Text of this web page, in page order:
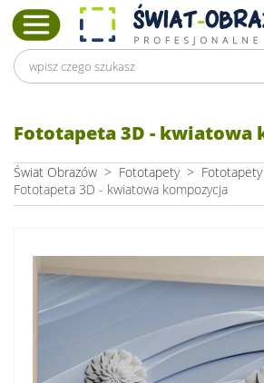
Fototapeta 3D - kwiatowa
Świat Obrazów > Fototapety >
Fototapeta 3D - kwiatowa kompozycja